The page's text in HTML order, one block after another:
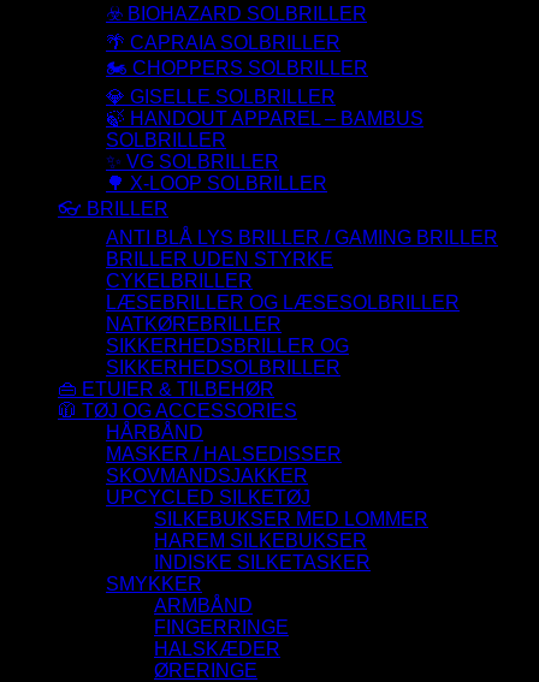
☣️ BIOHAZARD SOLBRILLER
🌴 CAPRAIA SOLBRILLER
🏍️ CHOPPERS SOLBRILLER
💎 GISELLE SOLBRILLER
🍃 HANDOUT APPAREL – BAMBUS
SOLBRILLER
✨ VG SOLBRILLER
🌳 X-LOOP SOLBRILLER
👓 BRILLER
ANTI BLÅ LYS BRILLER / GAMING BRILLER
BRILLER UDEN STYRKE
CYKELBRILLER
LÆSEBRILLER OG LÆSESOLBRILLER
NATKØREBRILLER
SIKKERHEDSBRILLER OG
SIKKERHEDSOLBRILLER
👜 ETUIER & TILBEHØR
🧥 TØJ OG ACCESSORIES
HÅRBÅND
MASKER / HALSEDISSER
SKOVMANDSJAKKER
UPCYCLED SILKETØJ
SILKEBUKSER MED LOMMER
HAREM SILKEBUKSER
INDISKE SILKETASKER
SMYKKER
ARMBÅND
FINGERRINGE
HALSKÆDER
ØRERINGE